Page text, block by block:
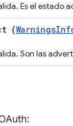
Es el estado
(
Son las